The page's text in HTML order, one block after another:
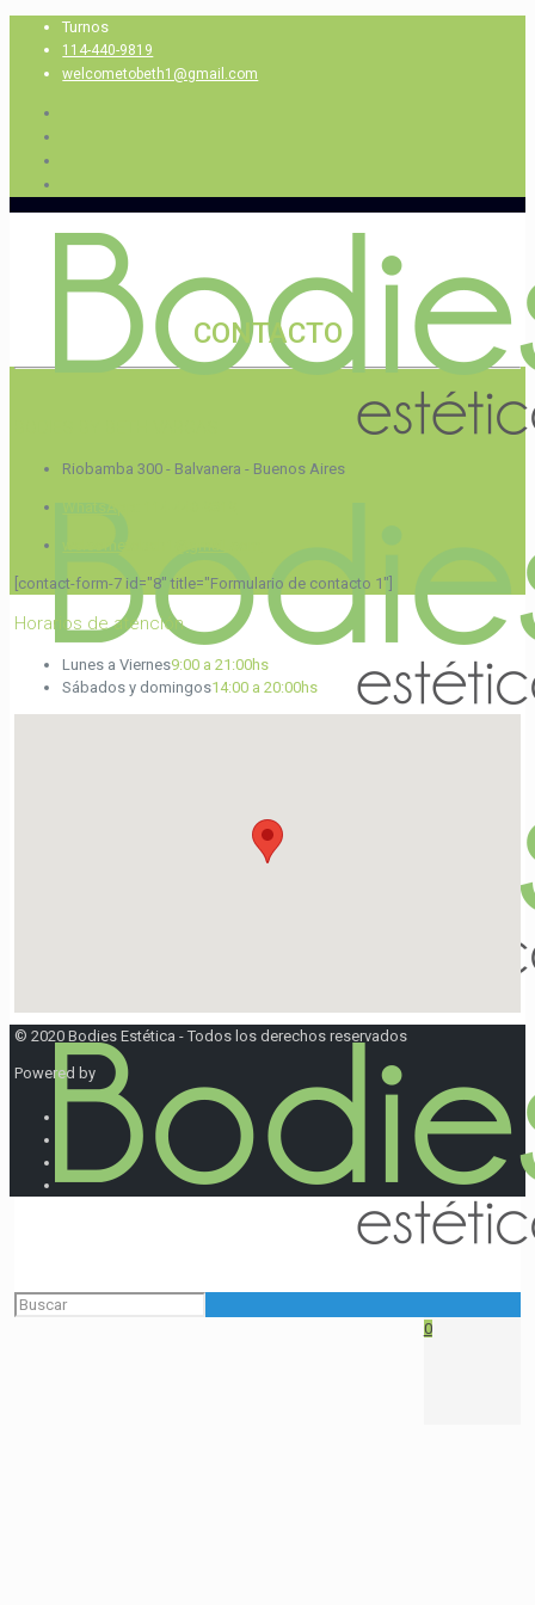
Turnos
114-440-9819
welcometobeth1@gmail.com
0
CONTACTO
Riobamba 300 - Balvanera - Buenos Aires
[contact-form-7 id="8" title="Formulario de contacto 1"]
Horarios de atención
Lunes a Viernes9:00 a 21:00hs
Sábados y domingos14:00 a 20:00hs
© 2020 Bodies Estética - Todos los derechos reservados
Powered by